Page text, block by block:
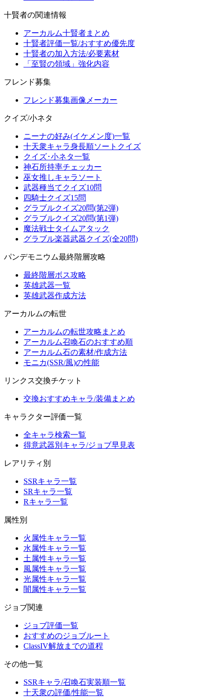
十賢者の関連情報
アーカルム十賢者まとめ
十賢者評価一覧/おすすめ優先度
十賢者の加入方法/必要素材
「至賢の領域」強化内容
フレンド募集
フレンド募集画像メーカー
クイズ/小ネタ
ニーナの好み(イケメン度)一覧
十天衆キャラ身長順ソートクイズ
クイズ･小ネタ一覧
神石所持率チェッカー
巫女推しキャラソート
武器種当てクイズ10問
四騎士クイズ15問
グラブルクイズ20問(第2弾)
グラブルクイズ20問(第1弾)
魔法戦士タイムアタック
グラブル楽器武器クイズ(全20問)
パンデモニウム最終階層攻略
最終階層ボス攻略
英雄武器一覧
英雄武器作成方法
アーカルムの転世
アーカルムの転世攻略まとめ
アーカルム召喚石のおすすめ順
アーカルム石の素材/作成方法
モニカ(SSR/風)の性能
リンクス交換チケット
交換おすすめキャラ/装備まとめ
キャラクター評価一覧
全キャラ検索一覧
得意武器別キャラ/ジョブ早見表
レアリティ別
SSRキャラ一覧
SRキャラ一覧
Rキャラ一覧
属性別
火属性キャラ一覧
水属性キャラ一覧
土属性キャラ一覧
風属性キャラ一覧
光属性キャラ一覧
闇属性キャラ一覧
ジョブ関連
ジョブ評価一覧
おすすめのジョブルート
ClassIV解放までの道程
その他一覧
SSRキャラ/召喚石実装順一覧
十天衆の評価/性能一覧